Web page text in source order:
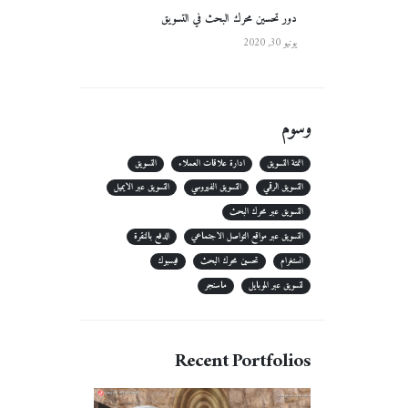
دور تحسين محرك البحث في التسويق
يونيو 30, 2020
وسوم
اتمتة التسويق ادارة علاقات العملاء
التسويق
التسويق الرقمي
التسويق الفيروسي
التسويق عبر الايميل
التسويق عبر محرك البحث
التسويق عبر مواقع التواصل الاجتماعي
الدفع بالنقرة
انستغرام
تحسين محرك البحث
فيسبوك
لتسويق عبر الموبايل
ماسنجر
Recent Portfolios